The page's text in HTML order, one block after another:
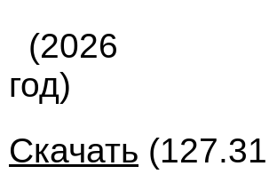
(2026
год)
Скачать